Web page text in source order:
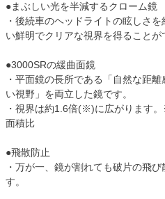
●まぶしい光を半減するクローム鏡
・後続車のヘッドライトの眩しさ
い鮮明でクリアな視界を得ることが
●3000SRの緩曲面鏡
・平面鏡の長所である「自然な距
い視野」を両立した鏡です。
・視界は約1.6倍(※)に広がります
面積比
●飛散防止
・万が一、鏡が割れても破片の飛
す。